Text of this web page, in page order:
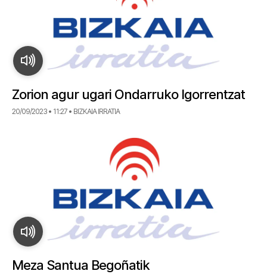
Zorion agur ugari Ondarruko Igorrentzat
20/09/2023 • 11:27 • BIZKAIA IRRATIA
Meza Santua Begoñatik